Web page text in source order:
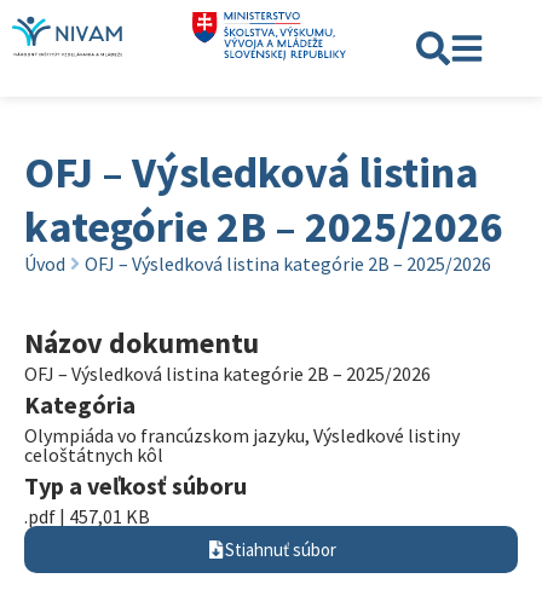
OFJ – Výsledková listina
kategórie 2B – 2025/2026
Úvod OFJ – Výsledková listina kategórie 2B – 2025/2026
Názov dokumentu
OFJ – Výsledková listina kategórie 2B – 2025/2026
Kategória
Olympiáda vo francúzskom jazyku, Výsledkové listiny
celoštátnych kôl
Typ a veľkosť súboru
.pdf | 457,01 KB
Stiahnuť súbor